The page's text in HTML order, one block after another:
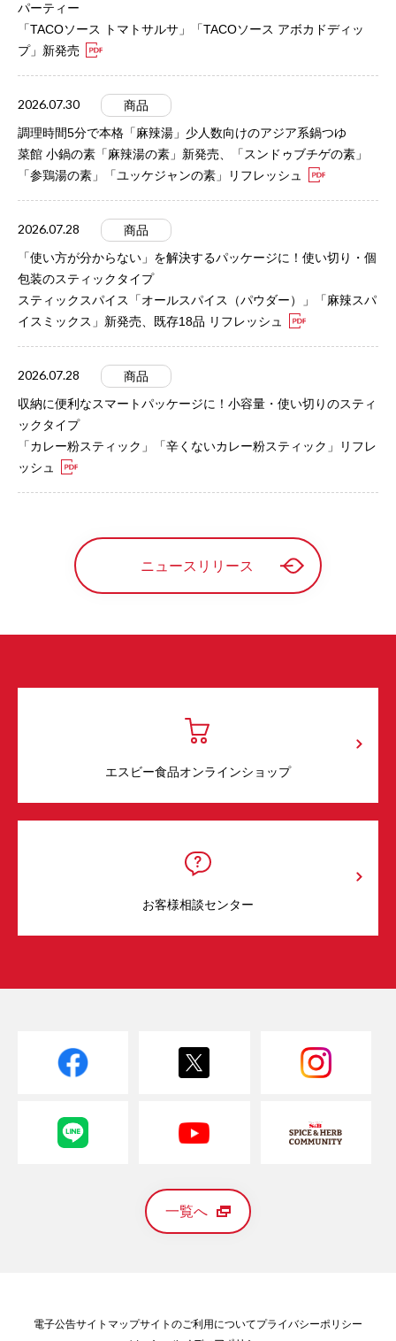
パーティー
「TACOソース トマトサルサ」「TACOソース アボカドディッ
プ」新発売
2026.07.30
商品
調理時間5分で本格「麻辣湯」少人数向けのアジア系鍋つゆ
菜館 小鍋の素「麻辣湯の素」新発売、「スンドゥブチゲの素」
「参鶏湯の素」「ユッケジャンの素」リフレッシュ
2026.07.28
商品
「使い方が分からない」を解決するパッケージに！使い切り・個
包装のスティックタイプ
スティックスパイス「オールスパイス（パウダー）」「麻辣スパ
イスミックス」新発売、既存18品 リフレッシュ
2026.07.28
商品
収納に便利なスマートパッケージに！小容量・使い切りのスティ
ックタイプ
「カレー粉スティック」「辛くないカレー粉スティック」リフレ
ッシュ
ニュースリリース
エスビー食品オンラインショップ
お客様相談センター
一覧へ
電子公告サイトマップサイトのご利用についてプライバシーポリシー